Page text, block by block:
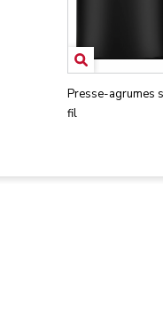
Presse-agrumes
fil